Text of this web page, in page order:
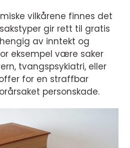
vilkårene finnes det
gir rett til gratis
av inntekt og
eksempel være saker
tvangspsykiatri, eller
for en straffbar
personskade.